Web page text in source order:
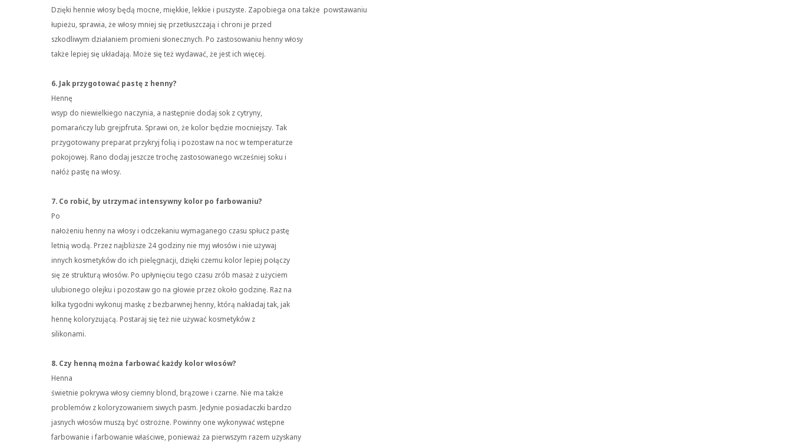
Dzięki hennie włosy będą mocne, miękkie, lekkie i puszyste. Zapobiega ona także powstawaniu
łupieżu, sprawia, że włosy mniej się przetłuszczają i chroni je przed
szkodliwym działaniem promieni słonecznych. Po zastosowaniu henny włosy
także lepiej się układają. Może się też wydawać, że jest ich więcej.
6. Jak przygotować pastę z henny?
Hennę
wsyp do niewielkiego naczynia, a następnie dodaj sok z cytryny,
pomarańczy lub grejpfruta. Sprawi on, że kolor będzie mocniejszy. Tak
przygotowany preparat przykryj folią i pozostaw na noc w temperaturze
pokojowej. Rano dodaj jeszcze trochę zastosowanego wcześniej soku i
nałóż pastę na włosy.
7. Co robić, by utrzymać intensywny kolor po farbowaniu?
Po
nałożeniu henny na włosy i odczekaniu wymaganego czasu spłucz pastę
letnią wodą. Przez najbliższe 24 godziny nie myj włosów i nie używaj
innych kosmetyków do ich pielęgnacji, dzięki czemu kolor lepiej połączy
się ze strukturą włosów. Po upłynięciu tego czasu zrób masaż z użyciem
ulubionego olejku i pozostaw go na głowie przez około godzinę. Raz na
kilka tygodni wykonuj maskę z bezbarwnej henny, którą nakładaj tak, jak
hennę koloryzującą. Postaraj się też nie używać kosmetyków z
silikonami.
8. Czy henną można farbować każdy kolor włosów?
Henna
świetnie pokrywa włosy ciemny blond, brązowe i czarne. Nie ma także
problemów z koloryzowaniem siwych pasm. Jedynie posiadaczki bardzo
jasnych włosów muszą być ostrożne. Powinny one wykonywać wstępne
farbowanie i farbowanie właściwe, ponieważ za pierwszym razem uzyskany